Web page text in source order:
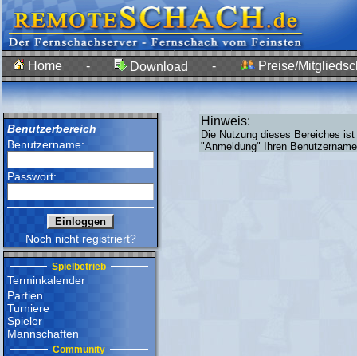
Home - Download - Preise/
Benutzerbereich
Benutzername:
Passwort:
Noch nicht registriert?
Spielbetrieb
Terminkalender
Partien
Turniere
Spieler
Mannschaften
Community
Hinweis:
Die Nutzung dieses Bereiches
"Anmeldung" Ihren